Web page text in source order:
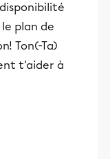
plan de
Ton(-Ta)
t'aider à